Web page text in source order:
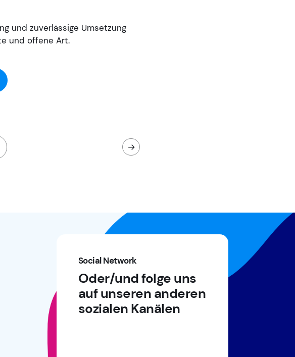
und zuverlässige Umsetzung
und offene Art.
→
Social Network
Oder/und folge uns
auf unseren anderen
sozialen Kanälen